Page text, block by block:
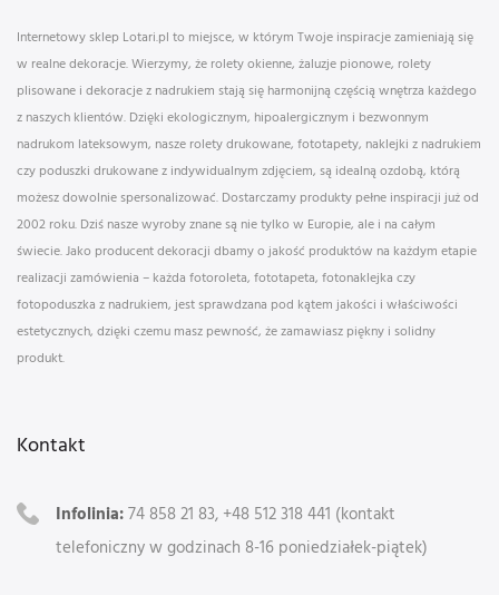
Internetowy sklep Lotari.pl to miejsce, w którym Twoje inspiracje zamieniają się
w realne dekoracje. Wierzymy, że rolety okienne, żaluzje pionowe, rolety
plisowane i dekoracje z nadrukiem stają się harmonijną częścią wnętrza każdego
z naszych klientów. Dzięki ekologicznym, hipoalergicznym i bezwonnym
nadrukom lateksowym, nasze rolety drukowane, fototapety, naklejki z nadrukiem
czy poduszki drukowane z indywidualnym zdjęciem, są idealną ozdobą, którą
możesz dowolnie spersonalizować. Dostarczamy produkty pełne inspiracji już od
2002 roku. Dziś nasze wyroby znane są nie tylko w Europie, ale i na całym
świecie. Jako producent dekoracji dbamy o jakość produktów na każdym etapie
realizacji zamówienia – każda fotoroleta, fototapeta, fotonaklejka czy
fotopoduszka z nadrukiem, jest sprawdzana pod kątem jakości i właściwości
estetycznych, dzięki czemu masz pewność, że zamawiasz piękny i solidny
produkt.
Kontakt
Infolinia:74 858 21 83, +48 512 318 441 (kontakt
telefoniczny w godzinach 8-16 poniedziałek-piątek)